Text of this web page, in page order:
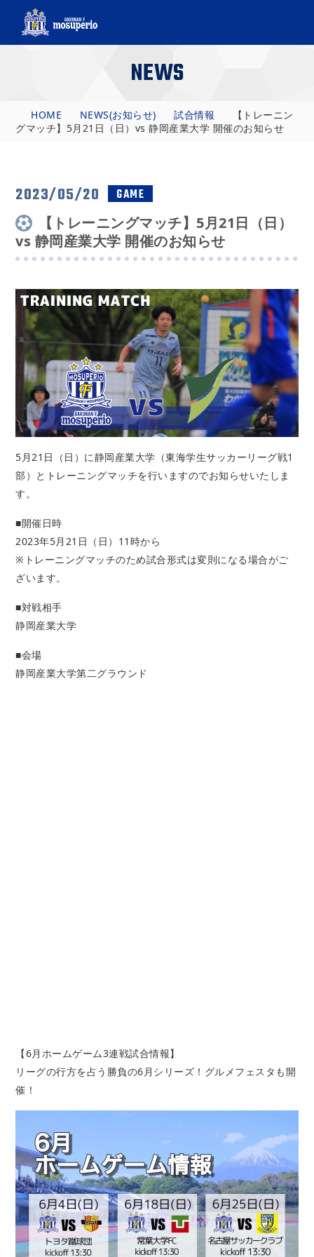
NEWS
HOME NEWS(お知らせ) 試合情報
【トレーニン
グマッチ】5月21日（日）vs 静岡産業大学 開催のお知らせ
2023/05/20 GAME
【トレーニングマッチ】5月21日（日）
vs 静岡産業大学 開催のお知らせ
5月21日（日）に静岡産業大学（東海学生サッカーリーグ戦1
部）とトレーニングマッチを行いますのでお知らせいたしま
す。
■開催日時
2023年5月21日（日）11時から
※トレーニングマッチのため試合形式は変則になる場合がご
ざいます。
■対戦相手
静岡産業大学
■会場
静岡産業大学第二グラウンド
【6月ホームゲーム3連戦試合情報】
リーグの行方を占う勝負の6月シリーズ！グルメフェスタも開
催！